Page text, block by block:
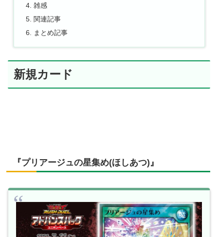
雑感
関連記事
まとめ記事
新規カード
『プリアージュの星集め(ほしあつ)』